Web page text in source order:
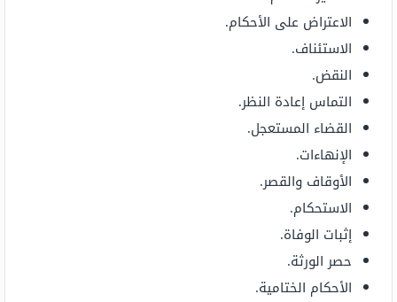
الاعتراض على الأحكام.
الاستئناف.
النقض.
التماس إعادة النظر.
القضاء المستعجل.
الإنهاءات.
الأوقاف والقصر.
الاستحكام.
إثبات الوفاة.
حصر الورثة.
الأحكام الختامية.